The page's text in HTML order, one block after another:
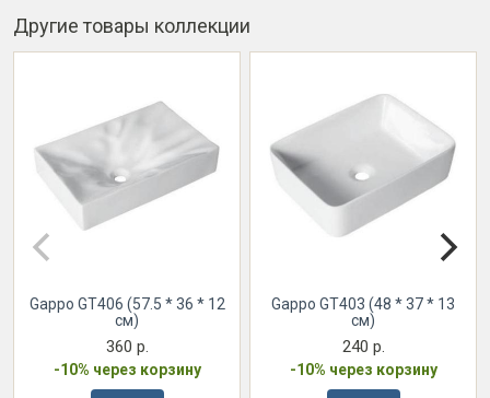
Другие товары коллекции
Gappo GT406 (57.5 * 36 * 12
см)
360 р.
-10% через корзину
Gappo GT403 (48 * 37 * 13
см)
240 р.
-10% через корзину